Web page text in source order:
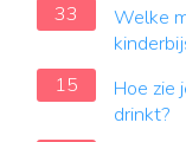
33
Welke
15
Hoe zie
drinkt?